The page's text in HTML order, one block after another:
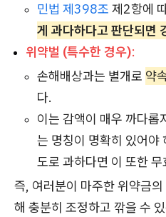
민법 제398조 제2항에
게 과다하다고 판단되면
위약벌 (특수한 경우):
손해배상과는 별개로 약
다.
이는 감액이 매우 까다롭
는 명칭이 명확히 있어야
도로 과하다면 이 또한
즉, 여러분이 마주한 위약금
해 충분히 조정하고 깎을 수